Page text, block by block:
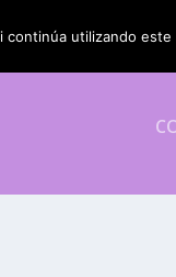
utilizando